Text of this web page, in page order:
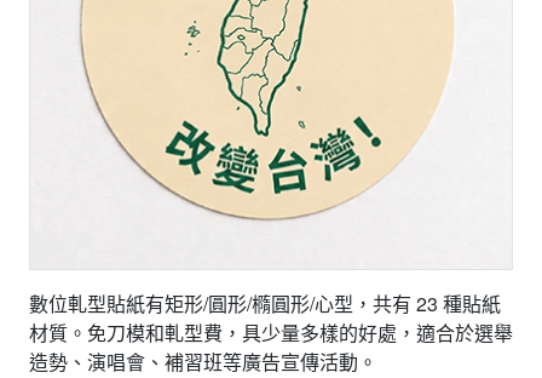
數位軋型貼紙有矩形/圓形/橢圓形/心型，共有 23 種貼紙
材質。免刀模和軋型費，具少量多樣的好處，適合於選舉
造勢、演唱會、補習班等廣告宣傳活動。